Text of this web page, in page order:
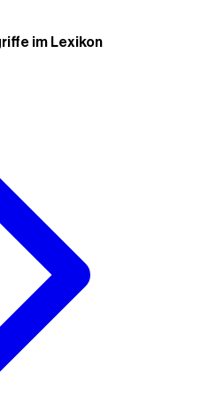
im Lexikon